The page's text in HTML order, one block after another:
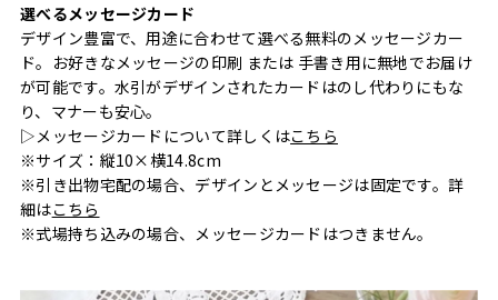
選べるメッセージカード
デザイン豊富で、用途に合わせて選べる無料のメッセージカー
ド。お好きなメッセージの印刷 または 手書き用に無地でお届け
が可能です。水引がデザインされたカードはのし代わりにもな
り、マナーも安心。
▷メッセージカードについて詳しくはこちら
※サイズ：縦10×横14.8cm
※引き出物宅配の場合、デザインとメッセージは固定です。詳
細はこちら
※式場持ち込みの場合、メッセージカードはつきません。